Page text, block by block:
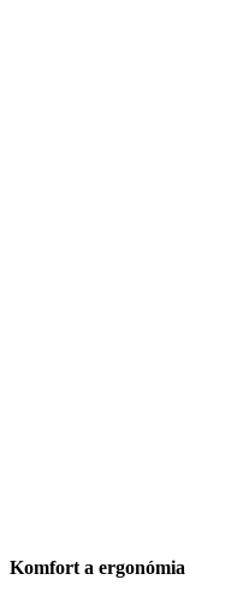
Komfort a ergonómia